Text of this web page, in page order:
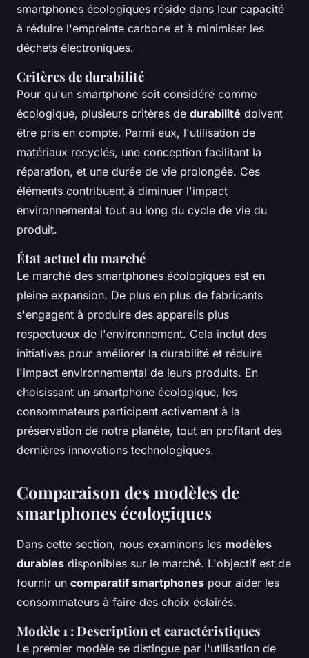
smartphones écologiques réside dans leur capacité
à réduire l'empreinte carbone et à minimiser les
déchets électroniques.
Critères de durabilité
Pour qu'un smartphone soit considéré comme
écologique, plusieurs critères de durabilité doivent
être pris en compte. Parmi eux, l'utilisation de
matériaux recyclés, une conception facilitant la
réparation, et une durée de vie prolongée. Ces
éléments contribuent à diminuer l'impact
environnemental tout au long du cycle de vie du
produit.
État actuel du marché
Le marché des smartphones écologiques est en
pleine expansion. De plus en plus de fabricants
s'engagent à produire des appareils plus
respectueux de l'environnement. Cela inclut des
initiatives pour améliorer la durabilité et réduire
l'impact environnemental de leurs produits. En
choisissant un smartphone écologique, les
consommateurs participent activement à la
préservation de notre planète, tout en profitant des
dernières innovations technologiques.
Comparaison des modèles de
smartphones écologiques
Dans cette section, nous examinons les modèles
durables disponibles sur le marché. L'objectif est de
fournir un comparatif smartphones pour aider les
consommateurs à faire des choix éclairés.
Modèle 1 : Description et caractéristiques
Le premier modèle se distingue par l'utilisation de